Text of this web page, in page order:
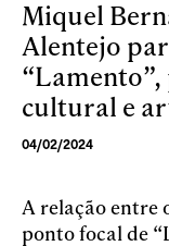
Skip to main content
Miquel
Alentejo
cultural e
04/02/2024
A relação entre
ponto focal de